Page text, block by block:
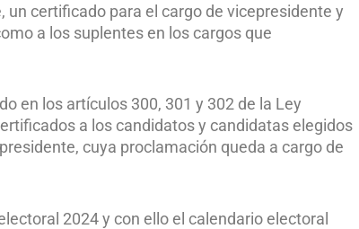
certificado para el cargo de vicepresidente y
a los suplentes en los cargos que
en los artículos 300, 301 y 302 de la Ley
a los candidatos y candidatas elegidos
cuya proclamación queda a cargo de
2024 y con ello el calendario electoral